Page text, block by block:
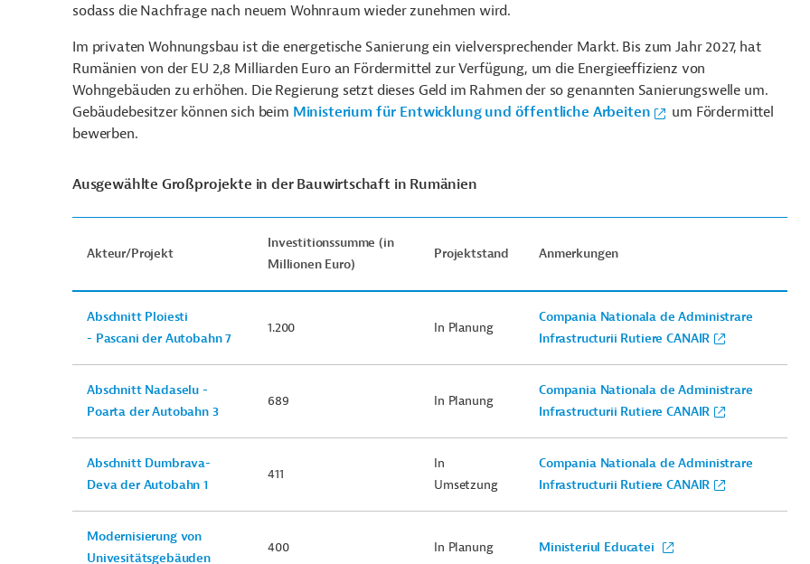
sodass die Nachfrage nach neuem Wohnraum wieder zunehmen wird.
Im privaten Wohnungsbau ist die energetische Sanierung ein vielversprechender Markt. Bis zum Jahr 2027, hat
Rumänien von der EU 2,8 Milliarden Euro an Fördermittel zur Verfügung, um die Energieeffizienz von
Wohngebäuden zu erhöhen. Die Regierung setzt dieses Geld im Rahmen der so genannten Sanierungswelle um.
Gebäudebesitzer können sich beim Ministerium für Entwicklung und öffentliche Arbeiten
um Fördermittel
bewerben.
Ausgewählte Großprojekte in der Bauwirtschaft in Rumänien
Akteur/Projekt
Investitionssumme (in
Millionen Euro)
Projektstand Anmerkungen
Abschnitt Ploiesti
- Pascani der Autobahn 7
1.200 In Planung
Compania Nationala de Administrare
Infrastructurii Rutiere CANAIR
Abschnitt Nadaselu -
Poarta der Autobahn 3
689 In Planung
Compania Nationala de Administrare
Infrastructurii Rutiere CANAIR
Abschnitt Dumbrava-
Deva der Autobahn 1
411
In
Umsetzung
Compania Nationala de Administrare
Infrastructurii Rutiere CANAIR
Modernisierung von
Univesitätsgebäuden
400 In Planung Ministeriul Educatei